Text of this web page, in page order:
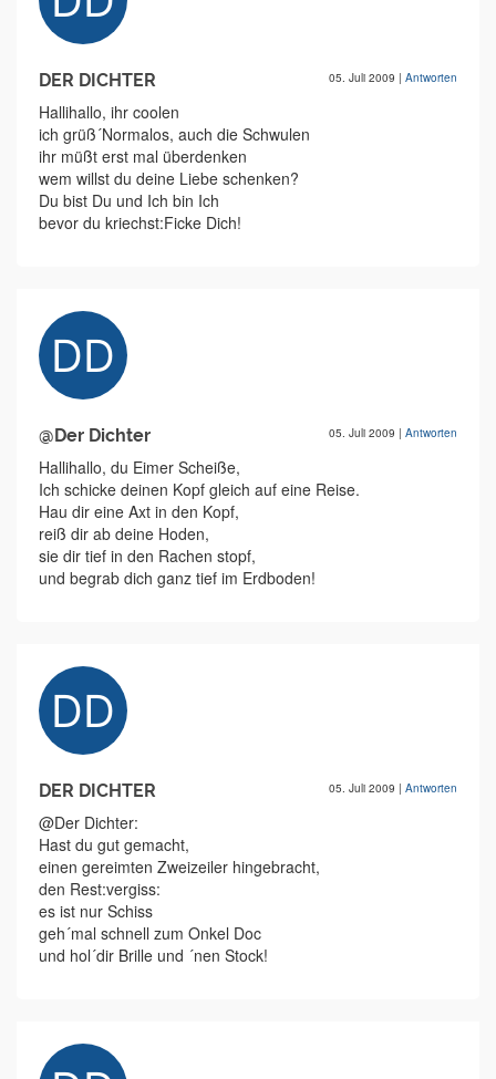
DER DICHTER 05. Juli 2009 | Antworten
Hallihallo, ihr coolen
ich grüß´Normalos, auch die Schwulen
ihr müßt erst mal überdenken
wem willst du deine Liebe schenken?
Du bist Du und Ich bin Ich
bevor du kriechst:Ficke Dich!
@Der Dichter 05. Juli 2009 | Antworten
Hallihallo, du Eimer Scheiße,
Ich schicke deinen Kopf gleich auf eine Reise.
Hau dir eine Axt in den Kopf,
reiß dir ab deine Hoden,
sie dir tief in den Rachen stopf,
und begrab dich ganz tief im Erdboden!
DER DICHTER 05. Juli 2009 | Antworten
@Der Dichter:
Hast du gut gemacht,
einen gereimten Zweizeiler hingebracht,
den Rest:vergiss:
es ist nur Schiss
geh´mal schnell zum Onkel Doc
und hol´dir Brille und ´nen Stock!